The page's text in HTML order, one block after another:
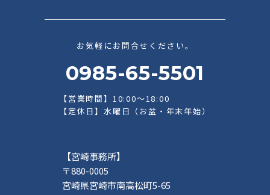
お気軽にお問合せください。
0985-65-5501
【営業時間】10:00～18:00
【定休日】水曜日（お盆・年末年始）
【宮崎事務所】
〒880-0005
宮崎県宮崎市南高松町5-65